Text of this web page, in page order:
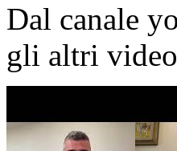
Dal canale
gli altri